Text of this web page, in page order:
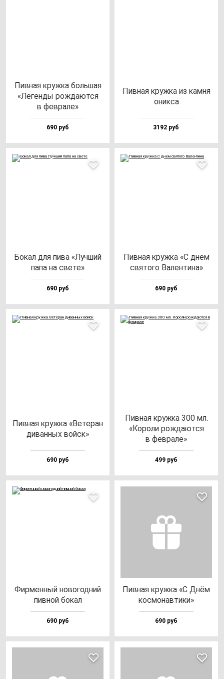
Пив­ная круж­ка боль­шая
«Леген­ды рож­да­ют­ся
в фев­ра­ле»
690 руб
Пив­ная круж­ка из кам­ня
оник­са
3192 руб
Бокал для пи­ва «Луч­ший
па­па на све­те»
690 руб
Пив­ная круж­ка «С днем
свя­то­го Вален­ти­на»
690 руб
Пив­ная круж­ка «Вете­ран
ди­ван­ных вой­ск»
690 руб
Пив­ная круж­ка 300 мл.
«Коро­ли рож­да­ют­ся
в фев­ра­ле»
499 руб
Фир­мен­ный но­во­год­ний
пив­ной бо­кал
690 руб
Пив­ная круж­ка «С Днём
кос­мо­нав­ти­ки»
690 руб